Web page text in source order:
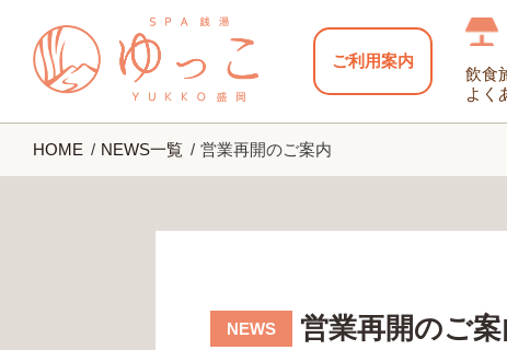
ご利用案内
飲食
よく
HOME NEWS一覧 営業再開のご案内
営業再開のご案